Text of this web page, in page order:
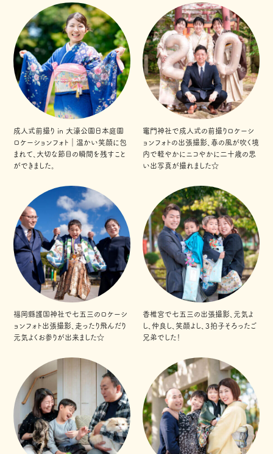
成人式前撮り in 大濠公園日本庭園
ロケーションフォト｜温かい笑顔に包
まれて、大切な節目の瞬間を残すこと
ができました。
竈門神社で成人式の前撮りロケーシ
ョンフォトの出張撮影、春の風が吹く境
内で軽やかにニコやかに二十歳の思
い出写真が撮れました☆
福岡縣護国神社で七五三のロケーシ
ョンフォト出張撮影、走ったり飛んだり
元気よくお参りが出来ました☆
香椎宮で七五三の出張撮影、元気よ
し、仲良し、笑顔よし、３拍子そろったご
兄弟でした！